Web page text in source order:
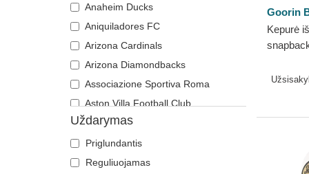
Viščiukas
Vokiečių aviganis
Voverė
Žuvėdra
Naruto
NASA
One Piece
Rikas ir Mortis
Robotas Grendizer
Ryklys
Scooby-Doo
Smurfai
Sostų karai
Anaheim Ducks
Aniquiladores FC
Arizona Cardinals
Arizona Diamondbacks
Associazione Sportiva Roma
Aston Villa Football Club
Atlanta Braves
Atlanta Falcons
Atlanta Hawks
Uždarymas
Priglundantis
Reguliuojamas
Goorin
Kepurė
The